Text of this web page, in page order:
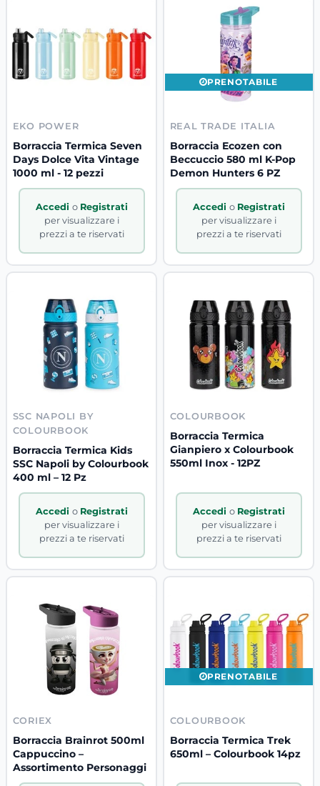
EKO POWER
Borraccia Termica Seven
Days Dolce Vita Vintage
1000 ml - 12 pezzi
Accedi o Registrati
per visualizzare i
prezzi a te riservati
PRENOTABILE
REAL TRADE ITALIA
Borraccia Ecozen con
Beccuccio 580 ml K-Pop
Demon Hunters 6 PZ
Accedi o Registrati
per visualizzare i
prezzi a te riservati
SSC NAPOLI BY
COLOURBOOK
Borraccia Termica Kids
SSC Napoli by Colourbook
400 ml – 12 Pz
Accedi o Registrati
per visualizzare i
prezzi a te riservati
COLOURBOOK
Borraccia Termica
Gianpiero x Colourbook
550ml Inox - 12PZ
Accedi o Registrati
per visualizzare i
prezzi a te riservati
CORIEX
Borraccia Brainrot 500ml
Cappuccino –
Assortimento Personaggi
PRENOTABILE
COLOURBOOK
Borraccia Termica Trek
650ml – Colourbook 14pz